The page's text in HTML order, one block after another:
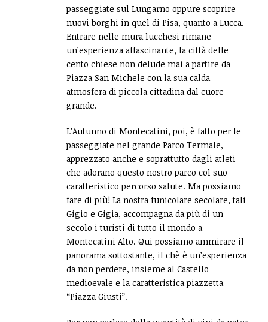
passeggiate sul Lungarno oppure scoprire
nuovi borghi in quel di Pisa, quanto a Lucca.
Entrare nelle mura lucchesi rimane
un’esperienza affascinante, la città delle
cento chiese non delude mai a partire da
Piazza San Michele con la sua calda
atmosfera di piccola cittadina dal cuore
grande.
L’Autunno di Montecatini, poi, è fatto per le
passeggiate nel grande Parco Termale,
apprezzato anche e soprattutto dagli atleti
che adorano questo nostro parco col suo
caratteristico percorso salute. Ma possiamo
fare di più! La nostra funicolare secolare, tali
Gigio e Gigia, accompagna da più di un
secolo i turisti di tutto il mondo a
Montecatini Alto. Qui possiamo ammirare il
panorama sottostante, il chè è un’esperienza
da non perdere, insieme al Castello
medioevale e la caratteristica piazzetta
“Piazza Giusti”.